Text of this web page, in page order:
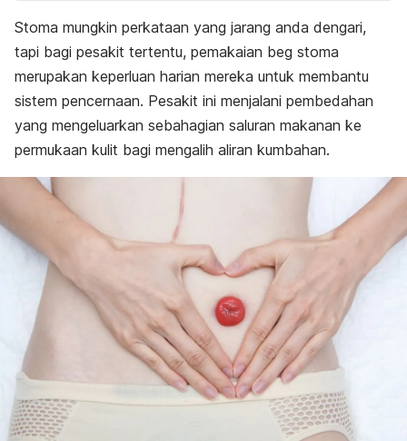
Stoma mungkin perkataan yang jarang anda dengari,
tapi bagi pesakit tertentu, pemakaian beg stoma
merupakan keperluan harian mereka untuk membantu
sistem pencernaan. Pesakit ini menjalani pembedahan
yang mengeluarkan sebahagian saluran makanan ke
permukaan kulit bagi mengalih aliran kumbahan.